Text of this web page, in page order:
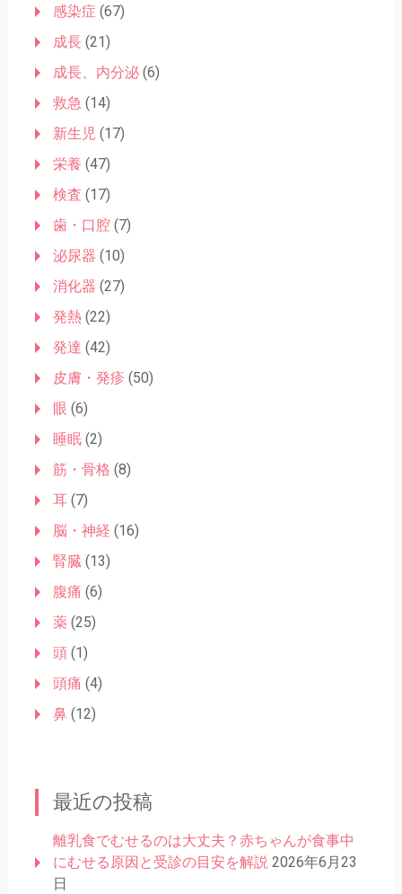
感染症 (67)
成長(21)
成長、内分泌(6)
救急 (14)
新生児 (17)
栄養 (47)
検査 (17)
歯・口腔(7)
泌尿器 (10)
消化器 (27)
発熱(22)
発達 (42)
皮膚・発疹 (50)
眼 (6)
睡眠(2)
筋・骨格 (8)
耳(7)
脳・神経 (16)
腎臓 (13)
腹痛 (6)
薬(25)
頭(1)
頭痛 (4)
鼻(12)
最近の投稿
離乳食でむせるのは大丈夫？赤ちゃんが食事中
にむせる原因と受診の目安を解説 2026年6月23
日